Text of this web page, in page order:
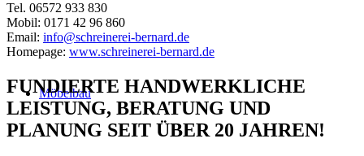
Möbelbau
Tel. 06572 933 830
Mobil: 0171 42 96 860
Email: info@schreinerei-bernard.de
Homepage: www.schreinerei-bernard.de
FUNDIERTE HANDWERKLICHE
LEISTUNG, BERATUNG UND
PLANUNG SEIT ÜBER 20 JAHREN!